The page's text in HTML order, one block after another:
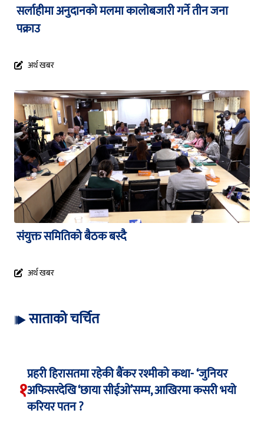
सर्लाहीमा अनुदानको मलमा कालोबजारी गर्ने तीन जना
पक्राउ
अर्थ खबर
संयुक्त समितिको बैठक बस्दै
अर्थ खबर
साताको चर्चित
१
प्रहरी हिरासतमा रहेकी बैंकर रश्मीको कथा- ‘जुनियर
अफिसरदेखि ‘छाया सीईओ’सम्म, आखिरमा कसरी भयो
करियर पतन ?